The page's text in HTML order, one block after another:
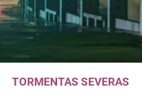
TORMENTAS SEVERAS